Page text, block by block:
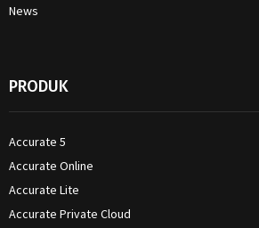
News
PRODUK
Accurate 5
Accurate Online
Accurate Lite
Accurate Private Cloud